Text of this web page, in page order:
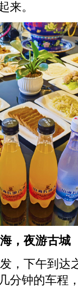
来。
，夜游古城
下午到达
分钟的车程